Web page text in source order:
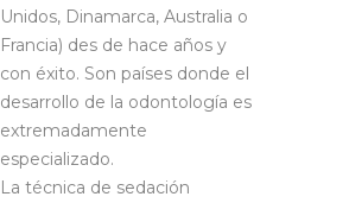
Unidos, Dinamarca, Australia o
Francia) des de hace años y
con éxito. Son países donde el
desarrollo de la odontología es
extremadamente
especializado.
La técnica de sedación